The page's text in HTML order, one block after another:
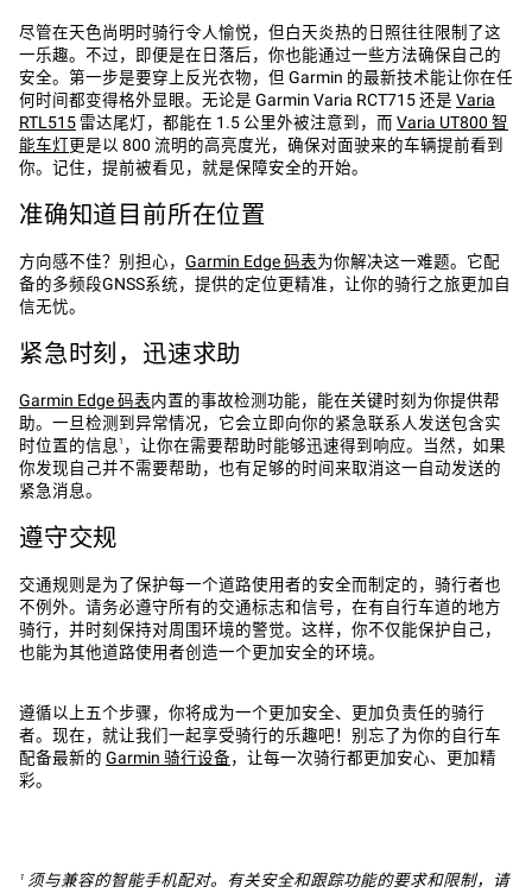
尽管在天色尚明时骑行令人愉悦，但白天炎热的日照往往限制了这
一乐趣。不过，即便是在日落后，你也能通过一些方法确保自己的
安全。第一步是要穿上反光衣物，但 Garmin 的最新技术能让你在任
何时间都变得格外显眼。无论是 Garmin Varia RCT715 还是 Varia
RTL515 雷达尾灯，都能在 1.5 公里外被注意到，而 Varia UT800 智
能车灯更是以 800 流明的高亮度光，确保对面驶来的车辆提前看到
你。记住，提前被看见，就是保障安全的开始。
准确知道目前所在位置
方向感不佳？别担心， Garmin Edge 码表为你解决这一难题。它配
备的多频段GNSS系统，提供的定位更精准，让你的骑行之旅更加自
信无忧。
紧急时刻，迅速求助
Garmin Edge 码表内置的事故检测功能，能在关键时刻为你提供帮
助。一旦检测到异常情况，它会立即向你的紧急联系人发送包含实
时位置的信息 1 ，让你在需要帮助时能够迅速得到响应。当然，如果
你发现自己并不需要帮助，也有足够的时间来取消这一自动发送的
紧急消息。
遵守交规
交通规则是为了保护每一个道路使用者的安全而制定的，骑行者也
不例外。请务必遵守所有的交通标志和信号，在有自行车道的地方
骑行，并时刻保持对周围环境的警觉。这样，你不仅能保护自己，
也能为其他道路使用者创造一个更加安全的环境。
遵循以上五个步骤，你将成为一个更加安全、更加负责任的骑行
者。现在，就让我们一起享受骑行的乐趣吧！别忘了为你的自行车
配备最新的 Garmin 骑行设备，让每一次骑行都更加安心、更加精
彩。
1 须与兼容的智能手机配对。有关安全和跟踪功能的要求和限制，请